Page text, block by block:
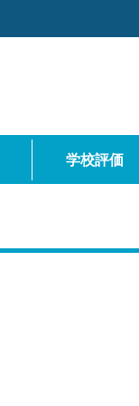
学校評価